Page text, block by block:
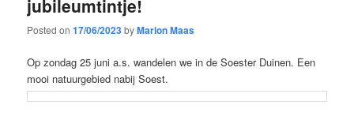
jubileumtintje!
Posted on17/06/2023byMarion Maas
Op zondag 25 juni a.s. wandelen we in de Soester Duinen. Een
mooi natuurgebied nabij Soest.